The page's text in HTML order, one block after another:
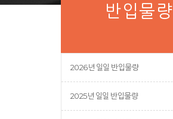
반입물량
2026년 일일 반입물량
2025년 일일 반입물량